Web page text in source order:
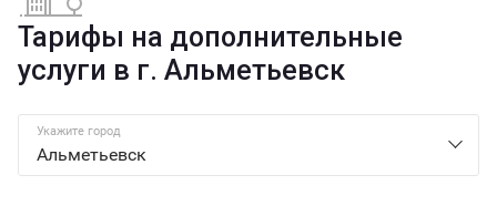
Тарифы на дополнительные
услуги в г. Альметьевск
Укажите город